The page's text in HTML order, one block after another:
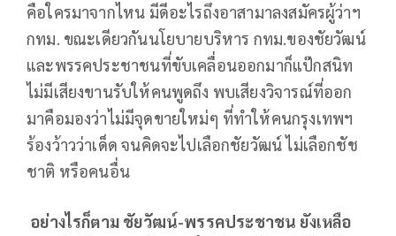
คือใครมาจากไหน มีดีอะไรถึงอาสามาลงสมัครผู้ว่าฯ
กทม. ขณะเดียวกันนโยบายบริหาร กทม.ของชัยวัฒน์
และพรรคประชาชนที่ขับเคลื่อนออกมาก็แป๊กสนิท
ไม่มีเสียงขานรับให้คนพูดถึง พบเสียงวิจารณ์ที่ออก
มาคือมองว่าไม่มีจุดขายใหม่ๆ ที่ทำให้คนกรุงเทพฯ
ร้องว้าวว่าเด็ด จนคิดจะไปเลือกชัยวัฒน์ ไม่เลือกชัช
ชาติ หรือคนอื่น
อย่างไรก็ตาม ชัยวัฒน์-พรรคประชาชน ยังเหลือ